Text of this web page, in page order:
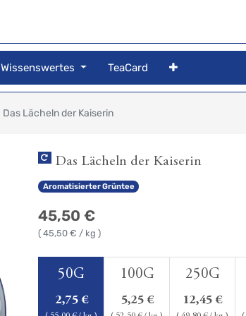
Wissenswertes TeaCard
Das Lächeln der Kaiserin
Das Lächeln der Kaiserin
Aromatisierter Grüntee
45,50 €
( 45,50 € / kg )
50G
2,75€
100G
5,25€
250G
12,45 €